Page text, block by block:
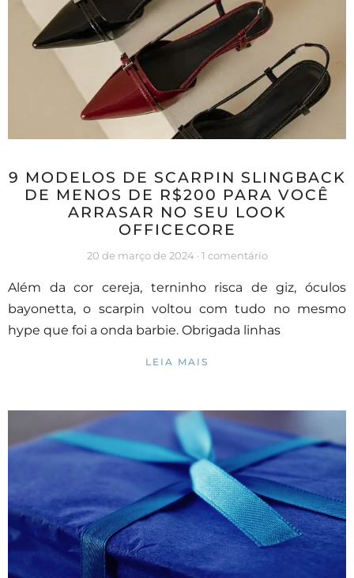
9 MODELOS DE SCARPIN SLINGBACK
DE MENOS DE R$200 PARA VOCÊ
ARRASAR NO SEU LOOK
OFFICECORE
20 de março de 2024 1 comentário
Além da cor cereja, terninho risca de giz, óculos
bayonetta, o scarpin voltou com tudo no mesmo
hype que foi a onda barbie. Obrigada linhas
LEIA MAIS